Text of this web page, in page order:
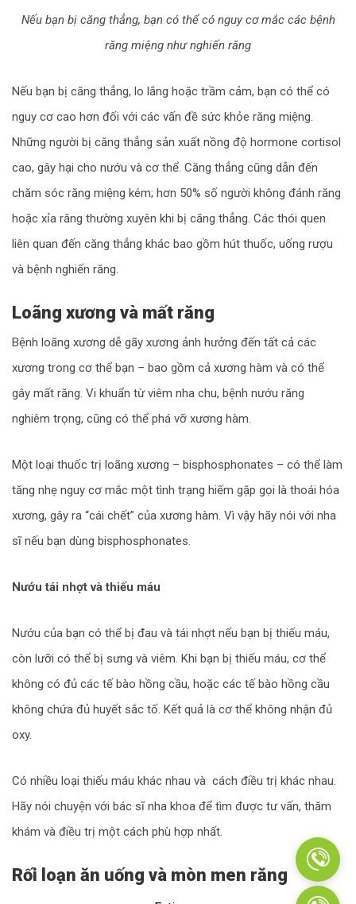
Nếu bạn bị căng thẳng, bạn có thể có nguy cơ mắc các bệnh
răng miệng như nghiến răng
Nếu bạn bị căng thẳng, lo lắng hoặc trầm cảm, bạn có thể có
nguy cơ cao hơn đối với các vấn đề sức khỏe răng miệng.
Những người bị căng thẳng sản xuất nồng độ hormone cortisol
cao, gây hại cho nướu và cơ thể. Căng thẳng cũng dẫn đến
chăm sóc răng miệng kém; hơn 50% số người không đánh răng
hoặc xỉa răng thường xuyên khi bị căng thẳng. Các thói quen
liên quan đến căng thẳng khác bao gồm hút thuốc, uống rượu
và bệnh nghiến răng.
Loãng xương và mất răng
Bệnh loãng xương dễ gãy xương ảnh hưởng đến tất cả các
xương trong cơ thể bạn – bao gồm cả xương hàm và có thể
gây mất răng. Vi khuẩn từ viêm nha chu, bệnh nướu răng
nghiêm trọng, cũng có thể phá vỡ xương hàm.
Một loại thuốc trị loãng xương – bisphosphonates – có thể làm
tăng nhẹ nguy cơ mắc một tình trạng hiếm gặp gọi là thoái hóa
xương, gây ra “cái chết” của xương hàm. Vì vậy hãy nói với nha
sĩ nếu bạn dùng bisphosphonates.
Nướu tái nhợt và thiếu máu
Nướu của bạn có thể bị đau và tái nhợt nếu bạn bị thiếu máu,
còn lưỡi có thể bị sưng và viêm. Khi bạn bị thiếu máu, cơ thể
không có đủ các tế bào hồng cầu, hoặc các tế bào hồng cầu
không chứa đủ huyết sắc tố. Kết quả là cơ thể không nhận đủ
oxy.
Có nhiều loại thiếu máu khác nhau và cách điều trị khác nhau.
Hãy nói chuyện với bác sĩ nha khoa để tìm được tư vấn, thăm
khám và điều trị một cách phù hợp nhất.
Rối loạn ăn uống và mòn men răng